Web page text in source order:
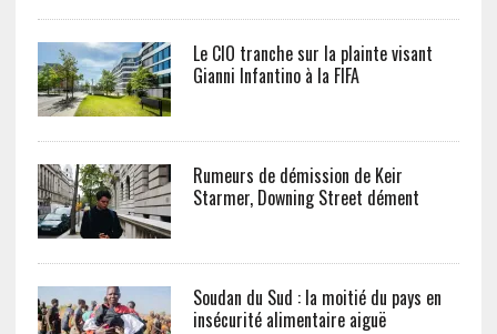
Le CIO tranche sur la plainte visant
Gianni Infantino à la FIFA
Rumeurs de démission de Keir
Starmer, Downing Street dément
Soudan du Sud : la moitié du pays en
insécurité alimentaire aiguë